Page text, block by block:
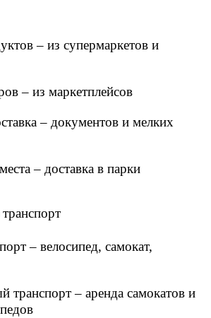
– из супермаркетов и
– из маркетплейсов
– документов и мелких
– доставка в парки
– велосипед, самокат,
транспорт – аренда самокатов и